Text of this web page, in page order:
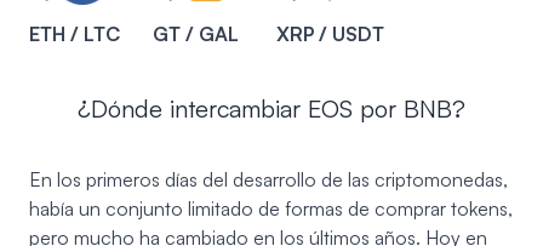
ETH / LTC GT / GAL XRP / USDT
¿Dónde intercambiar EOS por BNB?
En los primeros días del desarrollo de las criptomonedas,
había un conjunto limitado de formas de comprar tokens,
pero mucho ha cambiado en los últimos años. Hoy en